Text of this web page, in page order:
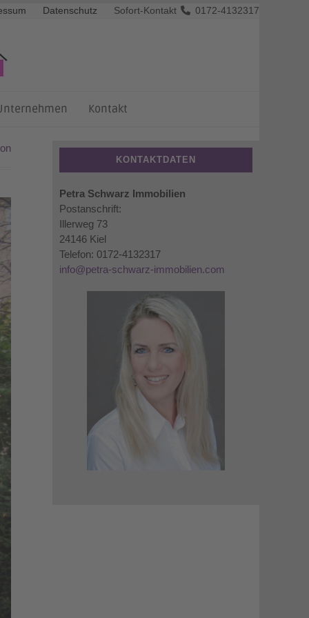
Datenschutz Sofort-Kontakt 0172-4132317
Kontakt
KONTAKTDATEN
Petra Schwarz Immobilien
Postanschrift:
Illerweg 73
24146 Kiel
Telefon: 0172-4132317
info@petra-schwarz-immobilien.com